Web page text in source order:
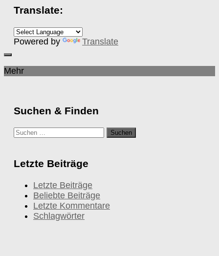
Translate:
Powered by Translate
Mehr
Suchen & Finden
Suchen
Letzte Beiträge
Letzte Beiträge
Beliebte Beiträge
Letzte Kommentare
Schlagwörter